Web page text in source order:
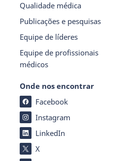
Qualidade médica
Publicações e pesquisas
Equipe de líderes
Equipe de profissionais
médicos
Onde nos encontrar
Facebook
Instagram
LinkedIn
X